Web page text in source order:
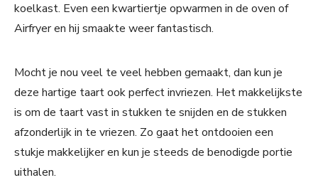
koelkast. Even een kwartiertje opwarmen in de oven of
Airfryer en hij smaakte weer fantastisch.
Mocht je nou veel te veel hebben gemaakt, dan kun je
deze hartige taart ook perfect invriezen. Het makkelijkste
is om de taart vast in stukken te snijden en de stukken
afzonderlijk in te vriezen. Zo gaat het ontdooien een
stukje makkelijker en kun je steeds de benodigde portie
uithalen.